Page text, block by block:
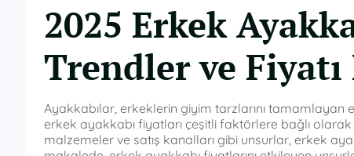
2025 Erkek
Trendler ve
Ayakkabılar, erkeklerin giyim tarzlarını tamamlayan
erkek ayakkabı fiyatları çeşitli faktörlere bağlı
malzemeler ve satış kanalları gibi unsurlar, erkek